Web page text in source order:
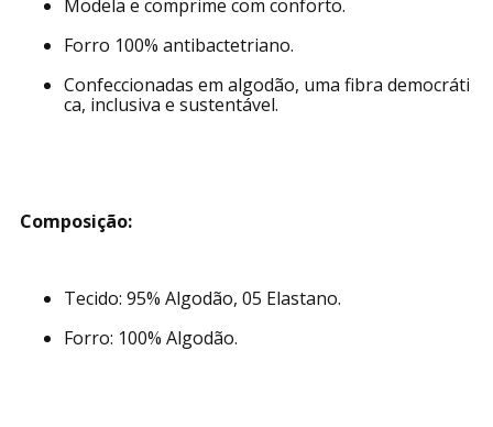
Modela e comprime com conforto.
Forro 100% antibactetriano.
Confeccionadas em algodão, uma fibra democráti
ca, inclusiva e sustentável.
Composição:
Tecido: 95% Algodão, 05 Elastano.
Forro: 100% Algodão.